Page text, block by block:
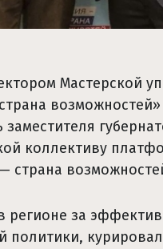
Мастерской
возможностей»
коллективу
страна
регионе за
политики,